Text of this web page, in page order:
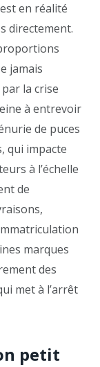
en réalité
directement.
jamais
la crise
à entrevoir
de puces
qui impacte
à l’échelle
de
marques
des
met à l’arrêt
petit